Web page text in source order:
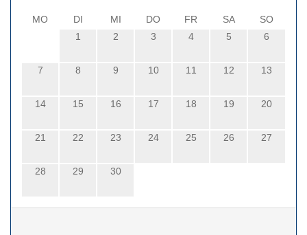
MO DI MI DO FR SA
SO
1
2 3 4 5 6
7 8 9 10 11 12 13
14 15 16 17 18 19 20
21 22 23 24 25 26 27
28 29 30